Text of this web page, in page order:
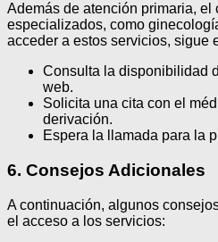
Además de atención primaria, el
especializados, como
acceder a estos servicios, sigue
Consulta la disponibilidad
web.
Solicita una cita con el
derivación.
Espera la llamada para la
6. Consejos Adicionales
A continuación, algunos
el acceso a los servicios: